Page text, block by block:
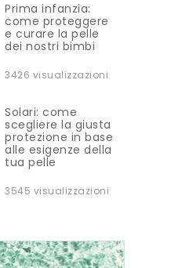
Prima infanzia:
come proteggere
e curare la pelle
dei nostri bimbi
3426 visualizzazioni
Solari: come
scegliere la giusta
protezione in base
alle esigenze della
tua pelle
3545 visualizzazioni